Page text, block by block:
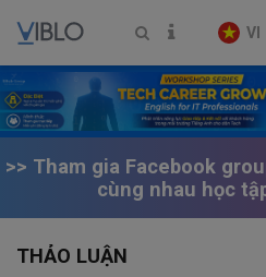
VI
>> Tham gia Facebook
cùng nhau học
THẢO LUẬN